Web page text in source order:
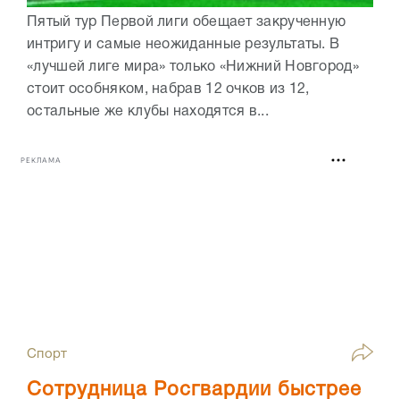
Пятый тур Первой лиги обещает закрученную
интригу и самые неожиданные результаты. В
«лучшей лиге мира» только «Нижний Новгород»
стоит особняком, набрав 12 очков из 12,
остальные же клубы находятся в...
РЕКЛАМА
Спорт
Сотрудница Росгвардии быстрее